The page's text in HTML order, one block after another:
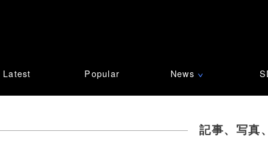
Latest Popular News ∨
記事、写真